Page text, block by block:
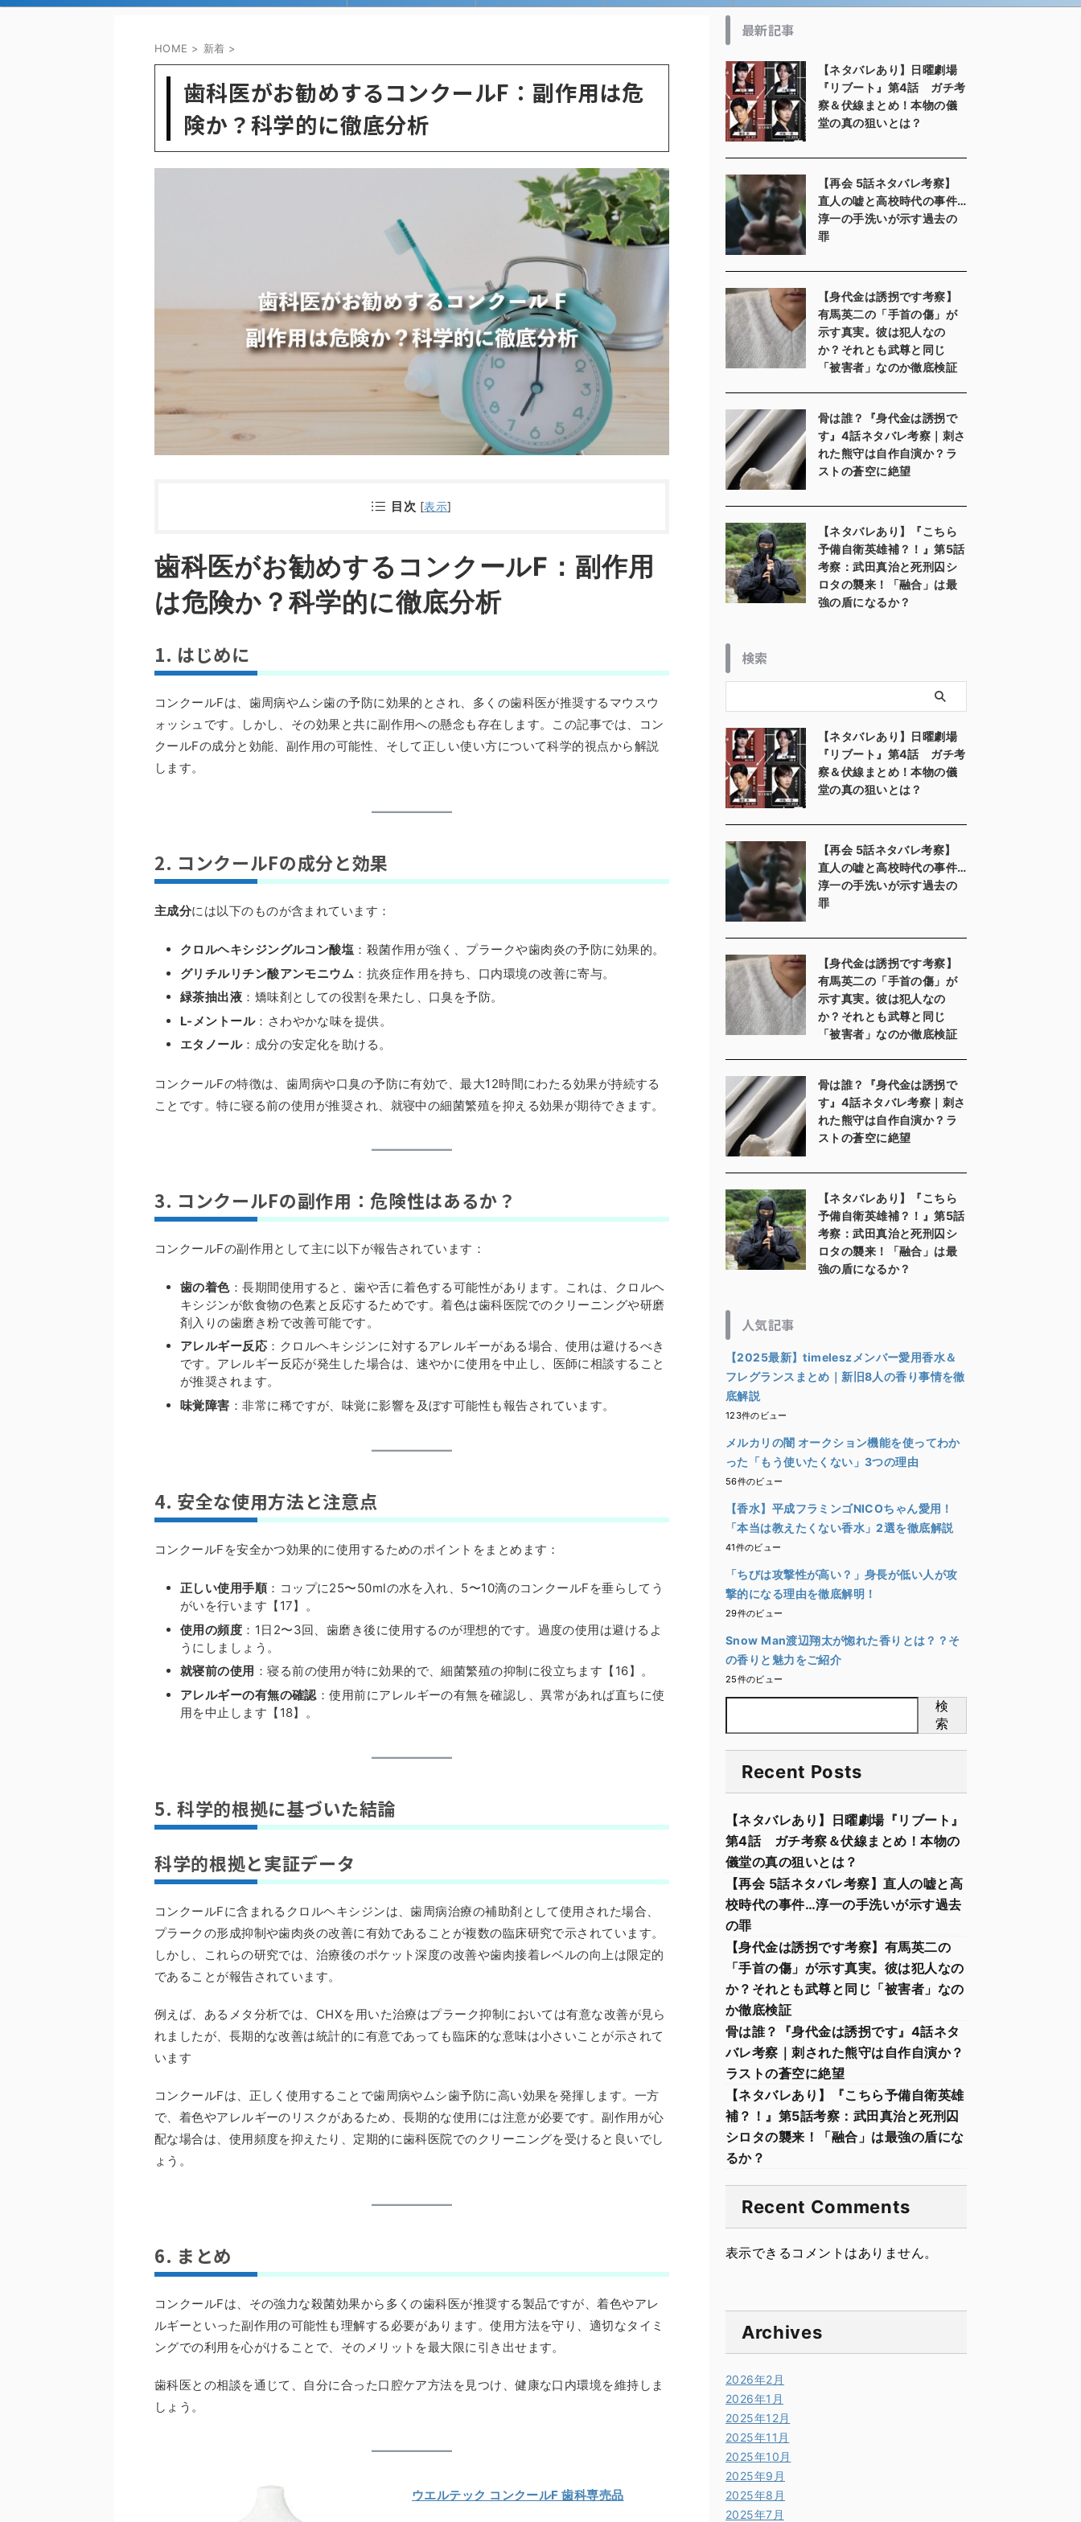
HOME > 新着 >
歯科医がお勧めするコンクールF：副作用は危
険か？科学的に徹底分析
目次 [表示]
歯科医がお勧めするコンクールF：副作用
は危険か？科学的に徹底分析
1. はじめに
コンクールFは、歯周病やムシ歯の予防に効果的とされ、多くの歯科医が推奨するマウスウ
ォッシュです。しかし、その効果と共に副作用への懸念も存在します。この記事では、コン
クールFの成分と効能、副作用の可能性、そして正しい使い方について科学的視点から解説
します。
2. コンクールFの成分と効果
主成分には以下のものが含まれています：
クロルヘキシジングルコン酸塩 ：殺菌作用が強く、プラークや歯肉炎の予防に効果的。
グリチルリチン酸アンモニウム ：抗炎症作用を持ち、口内環境の改善に寄与。
緑茶抽出液 ：矯味剤としての役割を果たし、口臭を予防。
L-メントール：さわやかな味を提供。
エタノール：成分の安定化を助ける。
コンクールFの特徴は、歯周病や口臭の予防に有効で、最大12時間にわたる効果が持続する
ことです。特に寝る前の使用が推奨され、就寝中の細菌繁殖を抑える効果が期待できます。
3. コンクールFの副作用：危険性はあるか？
コンクールFの副作用として主に以下が報告されています：
歯の着色：長期間使用すると、歯や舌に着色する可能性があります。これは、クロルヘ
キシジンが飲食物の色素と反応するためです。着色は歯科医院でのクリーニングや研磨
剤入りの歯磨き粉で改善可能です。
アレルギー反応 ：クロルヘキシジンに対するアレルギーがある場合、使用は避けるべき
です。アレルギー反応が発生した場合は、速やかに使用を中止し、医師に相談すること
が推奨されます。
味覚障害 ：非常に稀ですが、味覚に影響を及ぼす可能性も報告されています。
4. 安全な使用方法と注意点
コンクールFを安全かつ効果的に使用するためのポイントをまとめます：
正しい使用手順：コップに25〜50mlの水を入れ、5〜10滴のコンクールFを垂らしてう
がいを行います【17】。
使用の頻度 ：1日2〜3回、歯磨き後に使用するのが理想的です。過度の使用は避けるよ
うにしましょう。
就寝前の使用 ：寝る前の使用が特に効果的で、細菌繁殖の抑制に役立ちます【16】。
アレルギーの有無の確認 ：使用前にアレルギーの有無を確認し、異常があれば直ちに使
用を中止します【18】。
5. 科学的根拠に基づいた結論
科学的根拠と実証データ
コンクールFに含まれるクロルヘキシジンは、歯周病治療の補助剤として使用された場合、
プラークの形成抑制や歯肉炎の改善に有効であることが複数の臨床研究で示されています。
しかし、これらの研究では、治療後のポケット深度の改善や歯肉接着レベルの向上は限定的
であることが報告されています。
例えば、あるメタ分析では、CHXを用いた治療はプラーク抑制においては有意な改善が見ら
れましたが、長期的な改善は統計的に有意であっても臨床的な意味は小さいことが示されて
います
コンクールFは、正しく使用することで歯周病やムシ歯予防に高い効果を発揮します。一方
で、着色やアレルギーのリスクがあるため、長期的な使用には注意が必要です。副作用が心
配な場合は、使用頻度を抑えたり、定期的に歯科医院でのクリーニングを受けると良いでし
ょう。
6. まとめ
コンクールFは、その強力な殺菌効果から多くの歯科医が推奨する製品ですが、着色やアレ
ルギーといった副作用の可能性も理解する必要があります。使用方法を守り、適切なタイミ
ングでの利用を心がけることで、そのメリットを最大限に引き出せます。
歯科医との相談を通じて、自分に合った口腔ケア方法を見つけ、健康な口内環境を維持しま
しょう。
ウエルテック コンクールF 歯科専売品
最新記事
【ネタバレあり】日曜劇場
『リブート』第4話 ガチ考
察＆伏線まとめ！本物の儀
堂の真の狙いとは？
【再会 5話ネタバレ考察】
直人の嘘と高校時代の事件…
淳一の手洗いが示す過去の
罪
【身代金は誘拐です考察】
有馬英二の「手首の傷」が
示す真実。彼は犯人なの
か？それとも武尊と同じ
「被害者」なのか徹底検証
骨は誰？『身代金は誘拐で
す』4話ネタバレ考察｜刺さ
れた熊守は自作自演か？ラ
ストの蒼空に絶望
【ネタバレあり】『こちら
予備自衛英雄補？！』第5話
考察：武田真治と死刑囚シ
ロタの襲来！「融合」は最
強の盾になるか？
検索
【ネタバレあり】日曜劇場
『リブート』第4話 ガチ考
察＆伏線まとめ！本物の儀
堂の真の狙いとは？
【再会 5話ネタバレ考察】
直人の嘘と高校時代の事件…
淳一の手洗いが示す過去の
罪
【身代金は誘拐です考察】
有馬英二の「手首の傷」が
示す真実。彼は犯人なの
か？それとも武尊と同じ
「被害者」なのか徹底検証
骨は誰？『身代金は誘拐で
す』4話ネタバレ考察｜刺さ
れた熊守は自作自演か？ラ
ストの蒼空に絶望
【ネタバレあり】『こちら
予備自衛英雄補？！』第5話
考察：武田真治と死刑囚シ
ロタの襲来！「融合」は最
強の盾になるか？
人気記事
【2025最新】timeleszメンバー愛用香水＆
フレグランスまとめ｜新旧8人の香り事情を徹
底解説
123件のビュー
メルカリの闇 オークション機能を使ってわか
った「もう使いたくない」3つの理由
56件のビュー
【香水】平成フラミンゴNICOちゃん愛用！
「本当は教えたくない香水」2選を徹底解説
41件のビュー
「ちびは攻撃性が高い？」身長が低い人が攻
撃的になる理由を徹底解明！
29件のビュー
Snow Man渡辺翔太が惚れた香りとは？？そ
の香りと魅力をご紹介
25件のビュー
検
索
Recent Posts
【ネタバレあり】日曜劇場『リブート』
第4話 ガチ考察＆伏線まとめ！本物の
儀堂の真の狙いとは？
【再会 5話ネタバレ考察】直人の嘘と高
校時代の事件…淳一の手洗いが示す過去
の罪
【身代金は誘拐です考察】有馬英二の
「手首の傷」が示す真実。彼は犯人なの
か？それとも武尊と同じ「被害者」なの
か徹底検証
骨は誰？『身代金は誘拐です』4話ネタ
バレ考察｜刺された熊守は自作自演か？
ラストの蒼空に絶望
【ネタバレあり】『こちら予備自衛英雄
補？！』第5話考察：武田真治と死刑囚
シロタの襲来！「融合」は最強の盾にな
るか？
Recent Comments
表示できるコメントはありません。
Archives
2026年2月
2026年1月
2025年12月
2025年11月
2025年10月
2025年9月
2025年8月
2025年7月